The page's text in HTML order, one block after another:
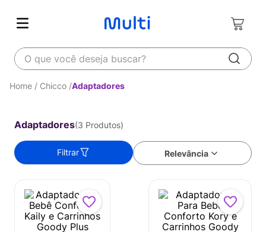
O que você deseja buscar?
Chicco Adaptadores
Adaptadores 3 Produtos
Relevância
Filtrar